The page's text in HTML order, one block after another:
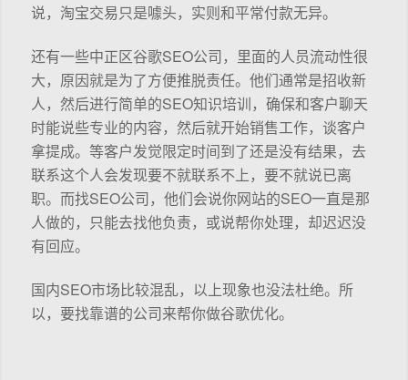
说，淘宝交易只是噱头，实则和平常付款无异。
还有一些中正区谷歌SEO公司，里面的人员流动性很
大，原因就是为了方便推脱责任。他们通常是招收新
人，然后进行简单的SEO知识培训，确保和客户聊天
时能说些专业的内容，然后就开始销售工作，谈客户
拿提成。等客户发觉限定时间到了还是没有结果，去
联系这个人会发现要不就联系不上，要不就说已离
职。而找SEO公司，他们会说你网站的SEO一直是那
人做的，只能去找他负责，或说帮你处理，却迟迟没
有回应。
国内SEO市场比较混乱，以上现象也没法杜绝。所
以，要找靠谱的公司来帮你做谷歌优化。